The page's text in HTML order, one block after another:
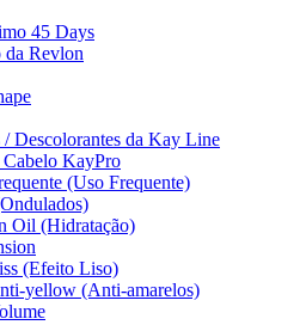
45 Days
da Revlon
/ Descolorantes da Kay Line
Cabelo KayPro
(Uso Frequente)
Oil (Hidratação)
(Efeito Liso)
yellow (Anti-amarelos)